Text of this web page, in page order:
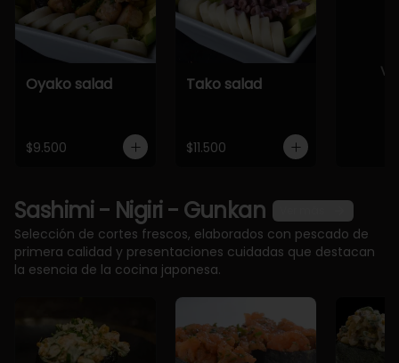
Oyako salad
$9.500
Tako salad
$11.500
Sashimi - Nigiri - Gunkan
Selección de cortes frescos, elaborados con pescado de
primera calidad y presentaciones cuidadas que destacan
la esencia de la cocina japonesa.